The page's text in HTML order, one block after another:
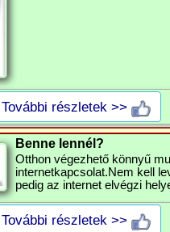
További részletek >>
Benne lennél?
Otthon végezhető könnyű
internetkapcsolat.Nem kell
pedig az internet elvégzi
További részletek >>